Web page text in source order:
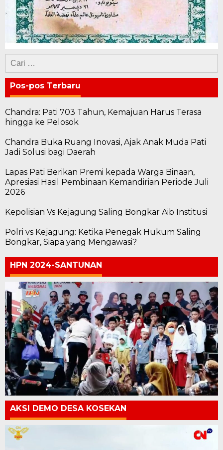
Cari
untuk:
Pos-pos Terbaru
Chandra: Pati 703 Tahun, Kemajuan Harus Terasa
hingga ke Pelosok
Chandra Buka Ruang Inovasi, Ajak Anak Muda Pati
Jadi Solusi bagi Daerah
Lapas Pati Berikan Premi kepada Warga Binaan,
Apresiasi Hasil Pembinaan Kemandirian Periode Juli
2026
Kepolisian Vs Kejagung Saling Bongkar Aib Institusi
Polri vs Kejagung: Ketika Penegak Hukum Saling
Bongkar, Siapa yang Mengawasi?
HPN 2024-SANTUNAN
AKSI DEMO DESA KOSEKAN